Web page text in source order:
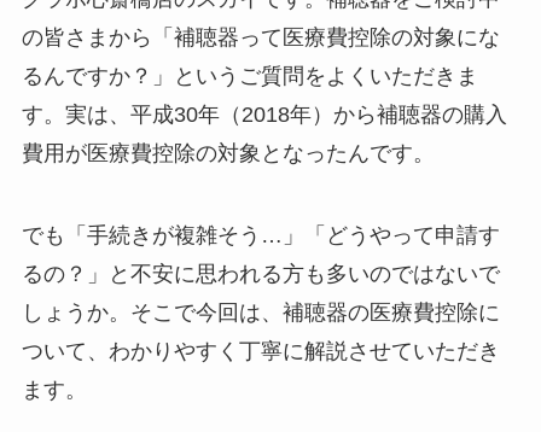
の皆さまから「補聴器って医療費控除の対象にな
るんですか？」というご質問をよくいただきま
す。実は、平成30年（2018年）から補聴器の購入
費用が医療費控除の対象となったんです。
でも「手続きが複雑そう…」「どうやって申請す
るの？」と不安に思われる方も多いのではないで
しょうか。そこで今回は、補聴器の医療費控除に
ついて、わかりやすく丁寧に解説させていただき
ます。